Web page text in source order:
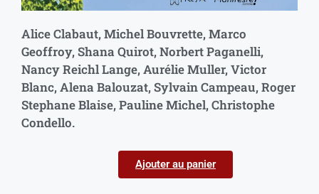
Alice Clabaut, Michel Bouvrette, Marco
Geoffroy, Shana Quirot, Norbert Paganelli,
Nancy Reichl Lange, Aurélie Muller, Victor
Blanc, Alena Balouzat, Sylvain Campeau, Roger
Stephane Blaise, Pauline Michel, Christophe
Condello.
Ajouter au panier